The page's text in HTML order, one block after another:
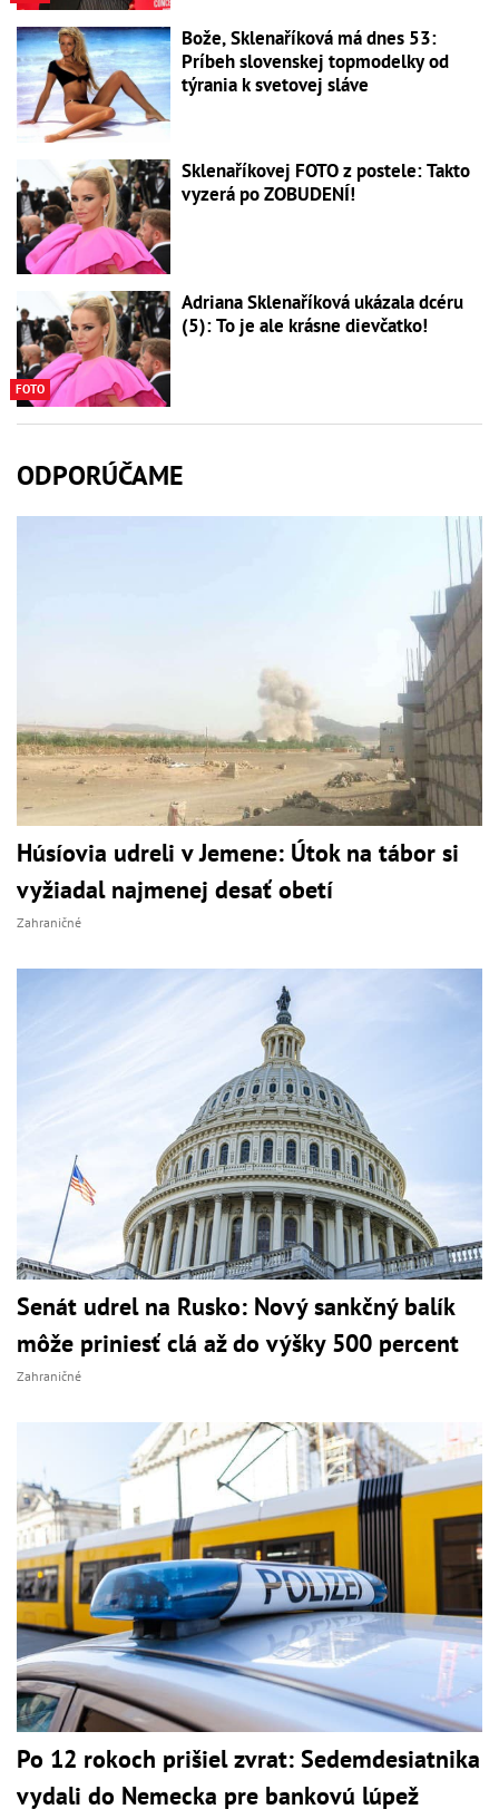
Bože, Sklenaříková má dnes 53:
Príbeh slovenskej topmodelky od
týrania k svetovej sláve
Sklenaříkovej FOTO z postele: Takto
vyzerá po ZOBUDENÍ!
FOTO
Adriana Sklenaříková ukázala dcéru
(5): To je ale krásne dievčatko!
ODPORÚČAME
Húsíovia udreli v Jemene: Útok na tábor si
vyžiadal najmenej desať obetí
Zahraničné
Senát udrel na Rusko: Nový sankčný balík
môže priniesť clá až do výšky 500 percent
Zahraničné
Po 12 rokoch prišiel zvrat: Sedemdesiatnika
vydali do Nemecka pre bankovú lúpež